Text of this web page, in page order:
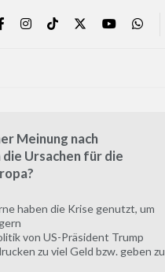
Meinung nach
Ursachen für die
haben die Krise genutzt, um
von US-Präsident Trump
zu viel Geld bzw. geben zu